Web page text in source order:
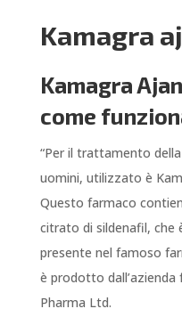
Kamagra
Kamagra
come
“Per il trattamento
uomini, utilizzato è
Questo farmaco
citrato di sildenafil, che
presente nel famoso
è prodotto
Pharma Ltd.